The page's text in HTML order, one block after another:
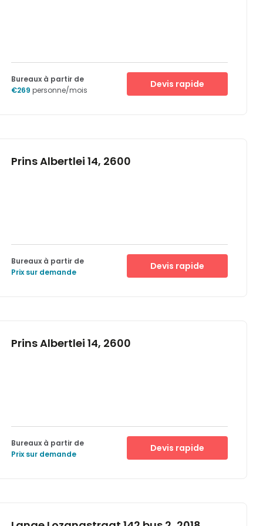
Bureaux à partir de
€269 personne/mois
Devis rapide
Prins Albertlei 14, 2600
Bureaux à partir de
Prix sur demande
Devis rapide
Prins Albertlei 14, 2600
Bureaux à partir de
Prix sur demande
Devis rapide